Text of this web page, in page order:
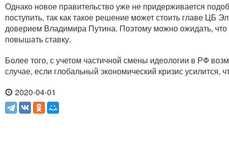
Однако новое правительство уже не придерживается
поступить, так как такое решение может стоить главе ЦБ
доверием Владимира Путина. Поэтому можно ожидать, что
повышать ставку.
Более того, с учетом частичной смены идеологии в РФ
случае, если глобальный экономический кризис усилится,
2020-04-01